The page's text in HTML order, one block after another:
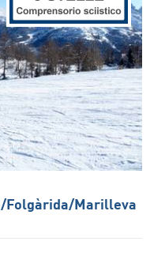
​Folgàrida/​Marilleva